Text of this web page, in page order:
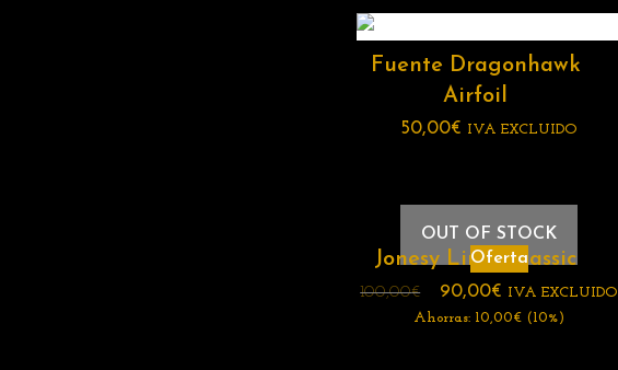
Fuente Dragonhawk
Airfoil
50,00€ IVA EXCLUIDO
Oferta
OUT OF STOCK
Jonesy Liner Classic
100,00€ 90,00€ IVA EXCLUIDO
Ahorras: 10,00€ (10%)